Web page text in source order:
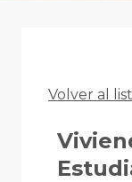
Volver al